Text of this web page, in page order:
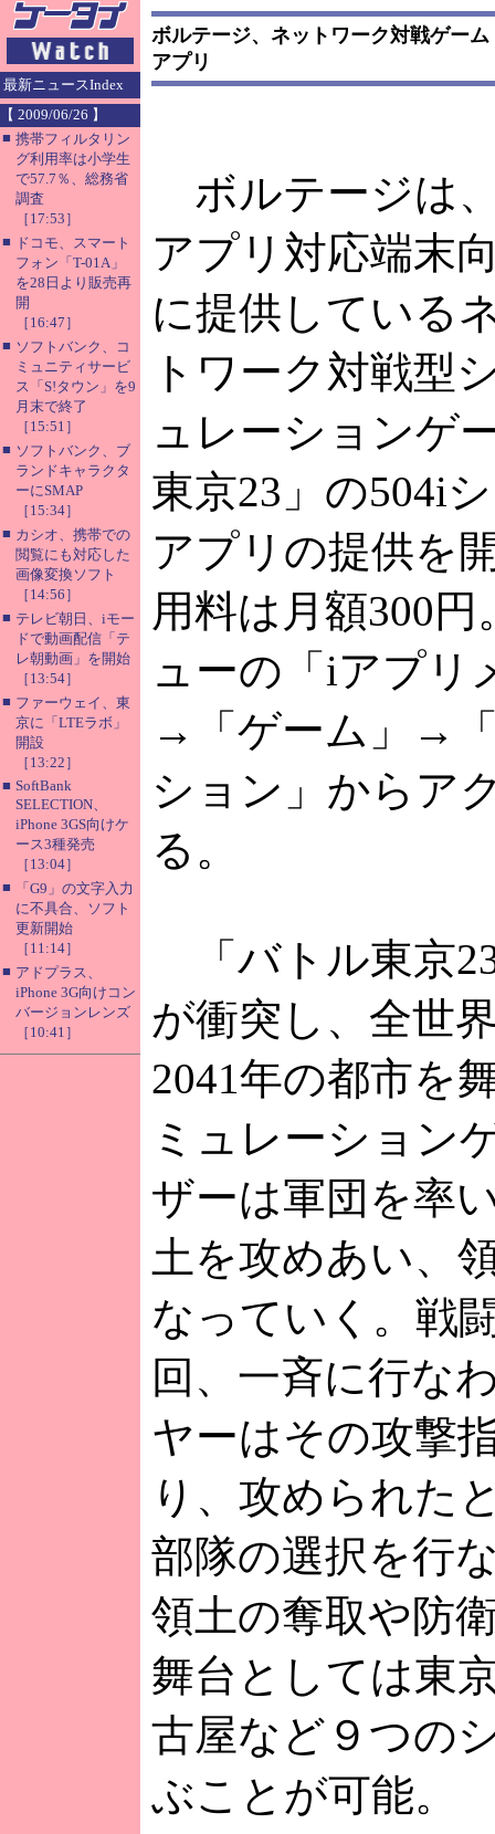
最新ニュースIndex
【 2009/06/26 】
■ 携帯フィルタリン
グ利用率は小学生
で57.7％、総務省
調査
［17:53］
■ ドコモ、スマート
フォン「T-01A」
を28日より販売再
開
［16:47］
■ ソフトバンク、コ
ミュニティサービ
ス「S!タウン」を9
月末で終了
［15:51］
■ ソフトバンク、ブ
ランドキャラクタ
ーにSMAP
［15:34］
■ カシオ、携帯での
閲覧にも対応した
画像変換ソフト
［14:56］
■ テレビ朝日、iモー
ドで動画配信「テ
レ朝動画」を開始
［13:54］
■ ファーウェイ、東
京に「LTEラボ」
開設
［13:22］
■ SoftBank
SELECTION、
iPhone 3GS向けケ
ース3種発売
［13:04］
■
「G9」の文字入力
に不具合、ソフト
更新開始
［11:14］
■ アドプラス、
iPhone 3G向けコン
バージョンレンズ
［10:41］
ボルテージ、ネットワーク対戦ゲー
アプリ
ボルテージは
アプリ対応端末
に提供している
トワーク対戦型
ュレーションゲ
東京23」の504i
アプリの提供を
用料は月額300
ューの「iアプリ
→「ゲーム」→
ション」からア
る。
「バトル東京
が衝突し、全世
2041年の都市を
ミュレーション
ザーは軍団を率
土を攻めあい、
なっていく。戦
回、一斉に行な
ヤーはその攻撃
り、攻められた
部隊の選択を行
領土の奪取や防
舞台としては東
古屋など９つの
ぶことが可能。